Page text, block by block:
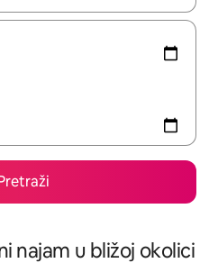
najam u bližoj okolici